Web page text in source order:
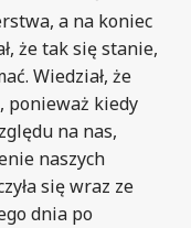
a na koniec
że tak się stanie,
Wiedział, że
ponieważ kiedy
na nas,
naszych
się wraz ze
dnia po